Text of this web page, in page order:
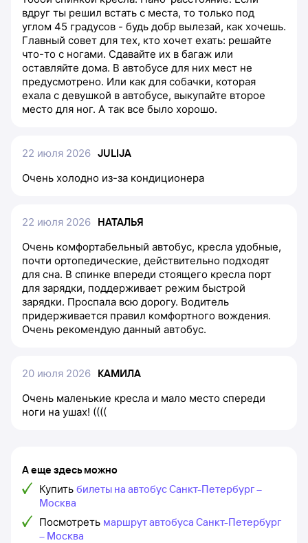
вдруг ты решил встать с места, то только под
углом 45 градусов - будь добр вылезай, как хочешь.
Главный совет для тех, кто хочет ехать: решайте
что-то с ногами. Сдавайте их в багаж или
оставляйте дома. В автобусе для них мест не
предусмотрено. Или как для собачки, которая
ехала с девушкой в автобусе, выкупайте второе
место для ног. А так все было хорошо.
22 июля 2026 JULIJA
Очень холодно из-за кондиционера
22 июля 2026 НАТАЛЬЯ
Очень комфортабельный автобус, кресла удобные,
почти ортопедические, действительно подходят
для сна. В спинке впереди стоящего кресла порт
для зарядки, поддерживает режим быстрой
зарядки. Проспала всю дорогу. Водитель
придерживается правил комфортного вождения.
Очень рекомендую данный автобус.
20 июля 2026 КАМИЛА
Очень маленькие кресла и мало место спереди
ноги на ушах! ((((
А еще здесь можно
Купить билеты на автобус Санкт-Петербург –
Москва
Посмотреть маршрут автобуса Санкт-Петербург
– Москва